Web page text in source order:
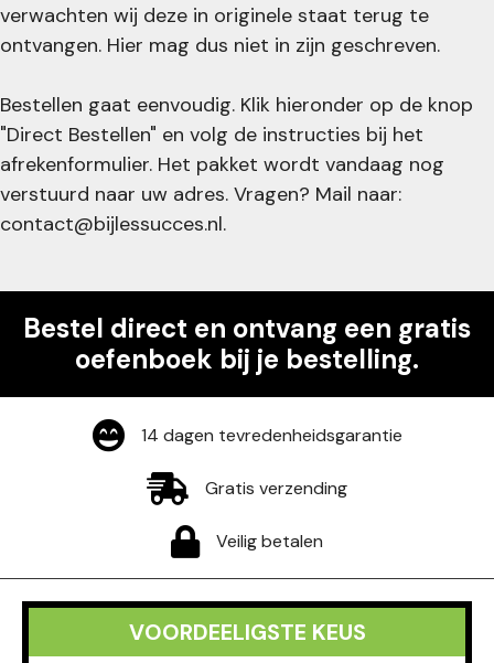
verwachten wij deze in originele staat terug te
ontvangen. Hier mag dus niet in zijn geschreven.
Bestellen gaat eenvoudig. Klik hieronder op de knop
"Direct Bestellen" en volg de instructies bij het
afrekenformulier. Het pakket wordt vandaag nog
verstuurd naar uw adres. Vragen? Mail naar:
contact@bijlessucces.nl.
Bestel direct en ontvang een gratis
oefenboek bij je bestelling.
14 dagen tevredenheidsgarantie
Gratis verzending
Veilig betalen
VOORDEELIGSTE KEUS